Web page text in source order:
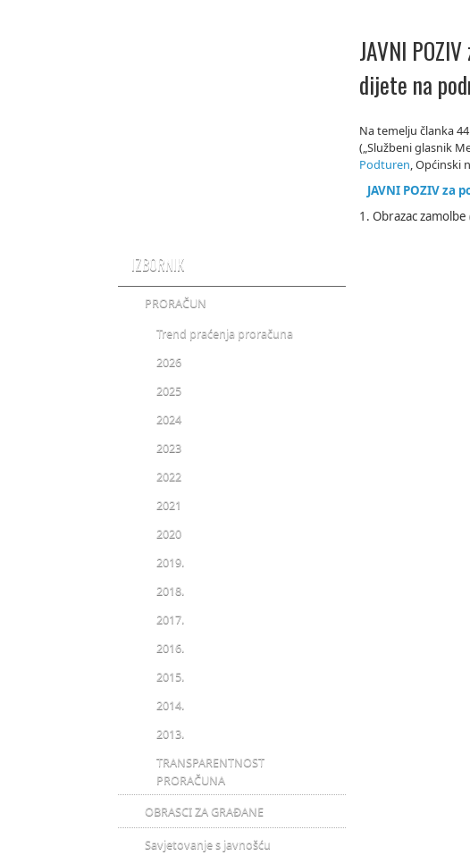
JAVNI
dijete na
Na temelju članka
(„Službeni glasnik
Podturen, Općinski
JAVNI POZIVza
1. Obrazac zamolbe
IZBORNIK
PRORAČUN
Trend praćenja proračuna
2026
2025
2024
2023
2022
2021
2020
2019.
2018.
2017.
2016.
2015.
2014.
2013.
TRANSPARENTNOST
PRORAČUNA
OBRASCI ZA GRAĐANE
Savjetovanje s javnošću